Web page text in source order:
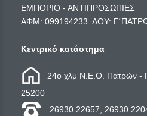
ΕΜΠΟΡΙΟ - ΑΝΤΙΠΡΟΣΩΠΙΕΣ
ΑΦΜ: 099194233 ΔΟΥ:
Κεντρικό κατάστημα
24ο χλμ Ν.Ε.Ο. Πατρών -
25200
26930 22657, 26930